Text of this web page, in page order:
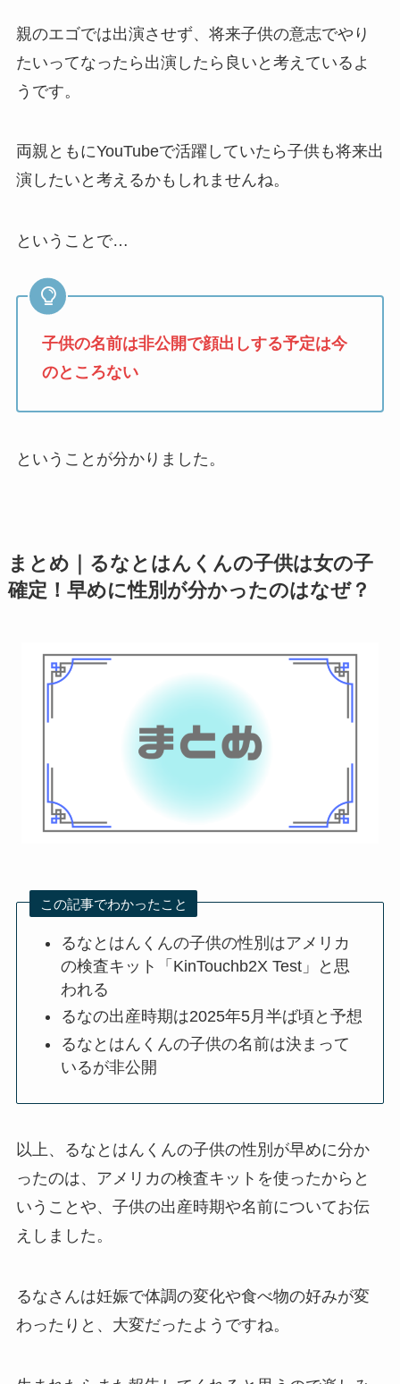
親のエゴでは出演させず、将来子供の意志でやり
たいってなったら出演したら良いと考えているよ
うです。
両親ともにYouTubeで活躍していたら子供も将来出
演したいと考えるかもしれませんね。
ということで…
子供の名前は非公開で顔出しする予定は今
のところない
ということが分かりました。
まとめ｜るなとはんくんの子供は女の子
確定！早めに性別が分かったのはなぜ？
この記事でわかったこと
るなとはんくんの子供の性別はアメリカ
の検査キット「KinTouchb2X Test」と思
われる
るなの出産時期は2025年5月半ば頃と予想
るなとはんくんの子供の名前は決まって
いるが非公開
以上、るなとはんくんの子供の性別が早めに分か
ったのは、アメリカの検査キットを使ったからと
いうことや、子供の出産時期や名前についてお伝
えしました。
るなさんは妊娠で体調の変化や食べ物の好みが変
わったりと、大変だったようですね。